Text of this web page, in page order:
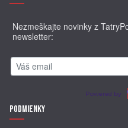
Nezmeškajte novinky z
newsletter:
Powered by
Podmienky